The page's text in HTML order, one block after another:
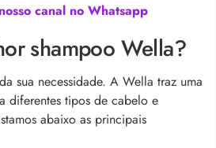
canal no Whatsapp
shampoo Wella?
sua necessidade. A Wella traz uma
diferentes tipos de cabelo e
abaixo as principais